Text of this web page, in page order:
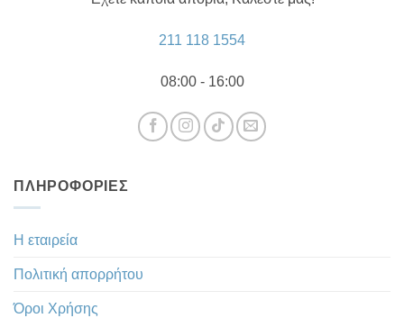
211 118 1554
08:00 - 16:00
ΠΛΗΡΟΦΟΡΊΕΣ
Η εταιρεία
Πολιτική απορρήτου
Όροι Χρήσης